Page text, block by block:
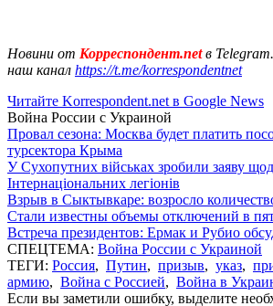
Новини от Корреспондент.netв
наш канал https://t.me/korrespondentnet
Читайте Korrespondent.net в Google News
Война России с Украиной
Провал сезона: Москва будет платить
турсектора Крыма
У Сухопутних військах зробили заяву
Інтернаціональних легіонів
Взрыв в Сыктывкаре: возросло
Стали известны объемы отключений в
Встреча президентов: Ермак и Рубио
СПЕЦТЕМА: Война России с Украиной
ТЕГИ: Россия, Путин, призыв, указ,
армию, Война с Россией, Война в
Если вы заметили ошибку, выделите